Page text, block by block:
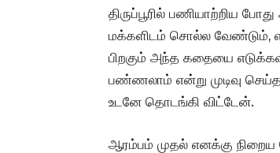
திருப்பூரில் பணியாற்றிய
மக்களிடம் சொல்ல வேண்டும்,
பிறகும் அந்த கதையை
பண்ணலாம் என்று முடிவு
உடனே தொடங்கி விட்டேன்.
ஆரம்பம் முதல் எனக்கு நிறைய